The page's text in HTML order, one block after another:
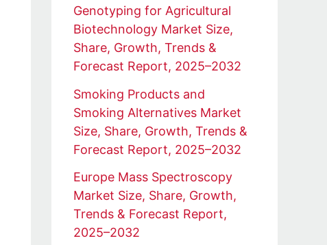
Genotyping for Agricultural
Biotechnology Market Size,
Share, Growth, Trends &
Forecast Report, 2025–2032
Smoking Products and
Smoking Alternatives Market
Size, Share, Growth, Trends &
Forecast Report, 2025–2032
Europe Mass Spectroscopy
Market Size, Share, Growth,
Trends & Forecast Report,
2025–2032